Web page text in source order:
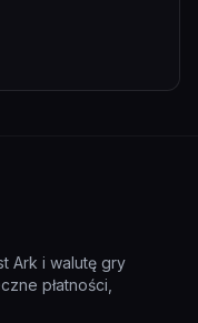
Ark i walutę gry
płatności,